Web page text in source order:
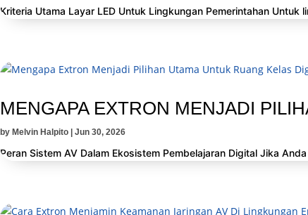
Kriteria Utama Layar LED Untuk Lingkungan Pemerintahan
MENGAPA EXTRON MENJADI
by Melvin Halpito Jun 30, 2026
Peran Sistem AV Dalam Ekosistem Pembelajaran Digital Jika